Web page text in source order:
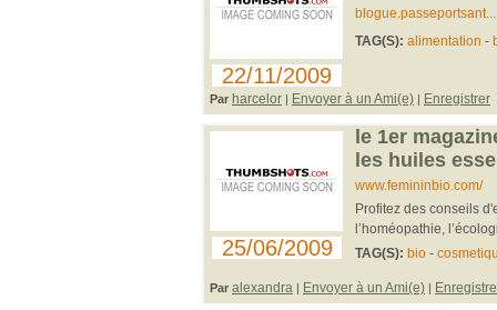
22/11/2009
TAG(S): alimentation -
Par harcelor | Envoyer à un Ami(e) | Enregistrer
25/06/2009
le 1er
les huiles
www.femininbio.com/
Profitez des conseils
l’homéopathie,
TAG(S): bio -
Par alexandra | Envoyer à un Ami(e) |